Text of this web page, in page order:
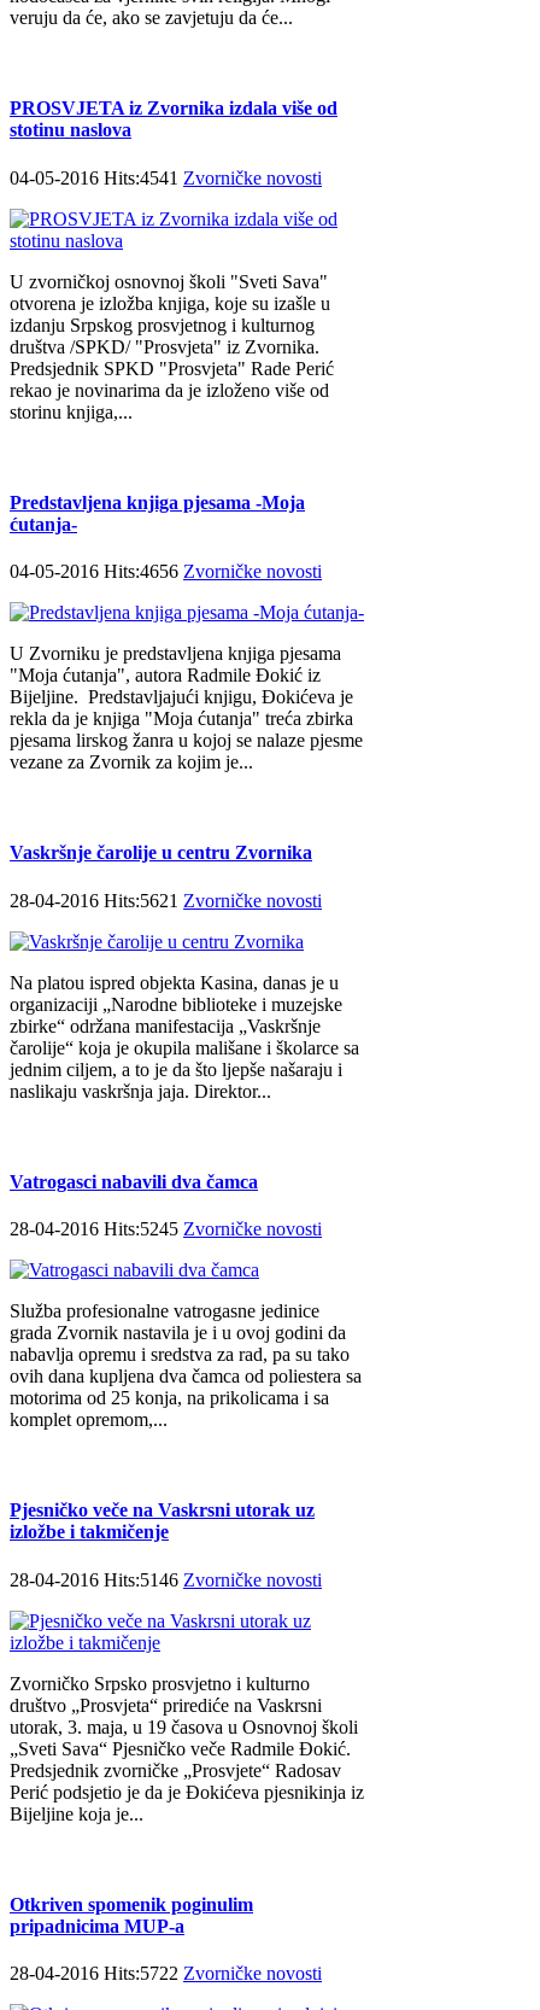
veruju da će, ako se zavjetuju da će...
PROSVJETA iz Zvornika izdala više od
stotinu naslova
04-05-2016 Hits:4541 Zvorničke novosti
U zvorničkoj osnovnoj školi "Sveti Sava"
otvorena je izložba knjiga, koje su izašle u
izdanju Srpskog prosvjetnog i kulturnog
društva /SPKD/ "Prosvjeta" iz Zvornika.
Predsjednik SPKD "Prosvjeta" Rade Perić
rekao je novinarima da je izloženo više od
storinu knjiga,...
Predstavljena knjiga pjesama -Moja
ćutanja-
04-05-2016 Hits:4656 Zvorničke novosti
U Zvorniku je predstavljena knjiga pjesama
"Moja ćutanja", autora Radmile Đokić iz
Bijeljine. Predstavljajući knjigu, Đokićeva je
rekla da je knjiga "Moja ćutanja" treća zbirka
pjesama lirskog žanra u kojoj se nalaze pjesme
vezane za Zvornik za kojim je...
Vaskršnje čarolije u centru Zvornika
28-04-2016 Hits:5621 Zvorničke novosti
Na platou ispred objekta Kasina, danas je u
organizaciji „Narodne biblioteke i muzejske
zbirke“ održana manifestacija „Vaskršnje
čarolije“ koja je okupila mališane i školarce sa
jednim ciljem, a to je da što ljepše našaraju i
naslikaju vaskršnja jaja. Direktor...
Vatrogasci nabavili dva čamca
28-04-2016 Hits:5245 Zvorničke novosti
Služba profesionalne vatrogasne jedinice
grada Zvornik nastavila je i u ovoj godini da
nabavlja opremu i sredstva za rad, pa su tako
ovih dana kupljena dva čamca od poliestera sa
motorima od 25 konja, na prikolicama i sa
komplet opremom,...
Pjesničko veče na Vaskrsni utorak uz
izložbe i takmičenje
28-04-2016 Hits:5146 Zvorničke novosti
Zvorničko Srpsko prosvjetno i kulturno
društvo „Prosvjeta“ prirediće na Vaskrsni
utorak, 3. maja, u 19 časova u Osnovnoj školi
„Sveti Sava“ Pjesničko veče Radmile Đokić.
Predsjednik zvorničke „Prosvjete“ Radosav
Perić podsjetio je da je Đokićeva pjesnikinja iz
Bijeljine koja je...
Otkriven spomenik poginulim
pripadnicima MUP-a
28-04-2016 Hits:5722 Zvorničke novosti